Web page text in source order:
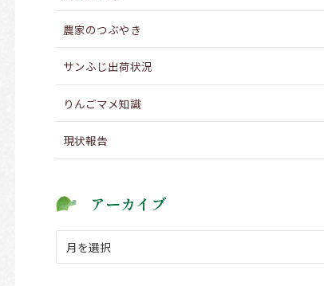
農家のつぶやき
サンふじ出荷状況
りんごマメ知識
現状報告
アーカイブ